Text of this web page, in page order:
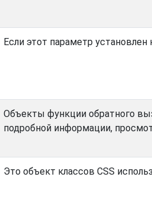
Если этот параметр
Объекты функции обратного
подробной информации,
Это объект классов CSS